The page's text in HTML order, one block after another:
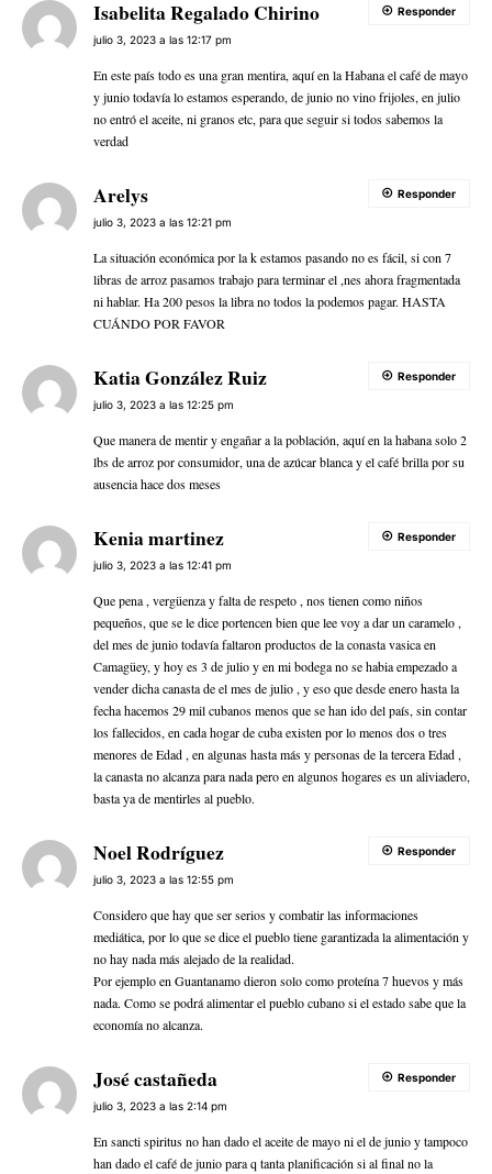
Isabelita Regalado Chirino
julio 3, 2023 a las 12:17 pm
En este país todo es una gran mentira, aquí en la Habana el café de mayo
y junio todavía lo estamos esperando, de junio no vino frijoles, en julio
no entró el aceite, ni granos etc, para que seguir si todos sabemos la
verdad
Responder
Arelys
julio 3, 2023 a las 12:21 pm
La situación económica por la k estamos pasando no es fácil, si con 7
libras de arroz pasamos trabajo para terminar el ,nes ahora fragmentada
ni hablar. Ha 200 pesos la libra no todos la podemos pagar. HASTA
CUÁNDO POR FAVOR
Responder
Katia González Ruiz
julio 3, 2023 a las 12:25 pm
Que manera de mentir y engañar a la población, aquí en la habana solo 2
lbs de arroz por consumidor, una de azúcar blanca y el café brilla por su
ausencia hace dos meses
Responder
Kenia martinez
julio 3, 2023 a las 12:41 pm
Que pena , vergüenza y falta de respeto , nos tienen como niños
pequeños, que se le dice portencen bien que lee voy a dar un caramelo ,
del mes de junio todavía faltaron productos de la conasta vasica en
Camagüey, y hoy es 3 de julio y en mi bodega no se habia empezado a
vender dicha canasta de el mes de julio , y eso que desde enero hasta la
fecha hacemos 29 mil cubanos menos que se han ido del país, sin contar
los fallecidos, en cada hogar de cuba existen por lo menos dos o tres
menores de Edad , en algunas hasta más y personas de la tercera Edad ,
la canasta no alcanza para nada pero en algunos hogares es un aliviadero,
basta ya de mentirles al pueblo.
Responder
Noel Rodríguez
julio 3, 2023 a las 12:55 pm
Considero que hay que ser serios y combatir las informaciones
mediática, por lo que se dice el pueblo tiene garantizada la alimentación y
no hay nada más alejado de la realidad.
Por ejemplo en Guantanamo dieron solo como proteína 7 huevos y más
nada. Como se podrá alimentar el pueblo cubano si el estado sabe que la
economía no alcanza.
Responder
José castañeda
julio 3, 2023 a las 2:14 pm
En sancti spiritus no han dado el aceite de mayo ni el de junio y tampoco
han dado el café de junio para q tanta planificación si al final no la
Responder